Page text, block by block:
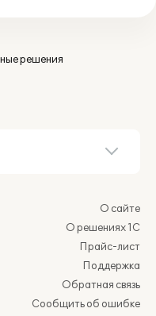
решения
О сайте
О решениях 1С
Прайс-лист
Поддержка
Обратная связь
Сообщить об ошибке